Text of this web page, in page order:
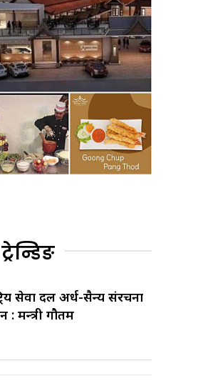
ट्रेन्डिङ
सेवा दल अर्ध-सैन्य संरचना
: मन्त्री गौतम